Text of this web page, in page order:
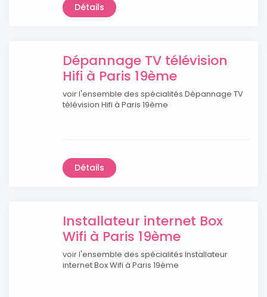
Détails
Dépannage TV télévision
Hifi à Paris 19ème
voir l'ensemble des spécialités Dépannage TV
télévision Hifi à Paris 19ème
Détails
Installateur internet Box
Wifi à Paris 19ème
voir l'ensemble des spécialités Installateur
internet Box Wifi à Paris 19ème